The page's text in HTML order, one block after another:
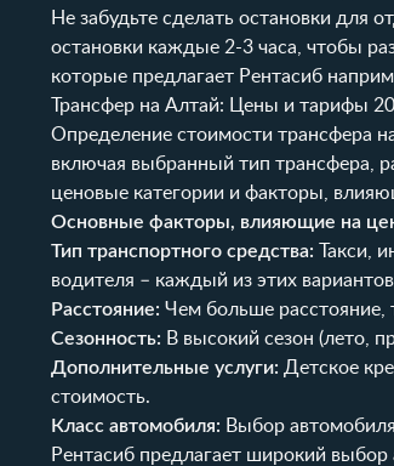
Не забудьте сделать остановки для
остановки каждые 2-3 часа, чтобы
которые предлагает Рентасиб
Трансфер на Алтай: Цены и тарифы
Определение стоимости трансфера
включая выбранный тип трансфера,
ценовые категории и факторы,
Основные факторы, влияющие на
Тип транспортного средства: Такси,
водителя – каждый из этих
Расстояние: Чем больше расстояние,
Сезонность: В высокий сезон (лето,
Дополнительные услуги: Детское
стоимость.
Класс автомобиля: Выбор
Рентасиб предлагает широкий